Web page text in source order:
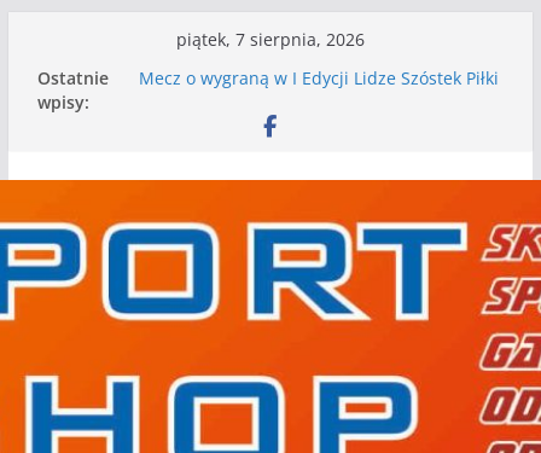
treści
piątek, 7 sierpnia, 2026
Ostatnie
wpisy:
Mecz o wygraną w I Edycji Lidze Szóstek Piłki
Nasze piłkarskie zespoły w toku przygotowań
Kolejne gry kontrolne naszych piłkarskich
WKS wygrywa pierwszą edycję Ligi Szóstek w
Gwdzie Wielkiej
I mamy kolejne gry kontrolne, piłkarskie
granie przed nami